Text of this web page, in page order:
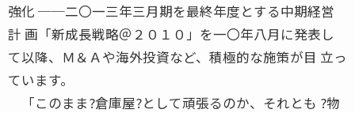
強化 ──二〇一三年三月期を最終年度とする中期経営
計 画「新成長戦略＠２０１０」を一〇年八月に発表し
て以降、Ｍ＆Ａや海外投資など、積極的な施策が目 立っ
ています。
「このまま?倉庫屋?として頑張るのか、それとも ?物